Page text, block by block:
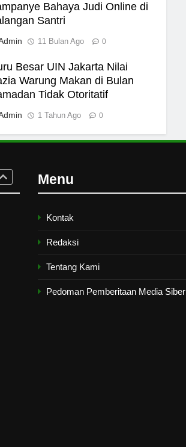
Bahaya Judi Online di
Santri
11 Bulan Ago 0
Besar UIN Jakarta Nilai
Warung Makan di Bulan
Tidak Otoritatif
1 Tahun Ago 0
Menu
Kontak
Redaksi
Tentang Kami
Pedoman Pemberitaan Media Siber